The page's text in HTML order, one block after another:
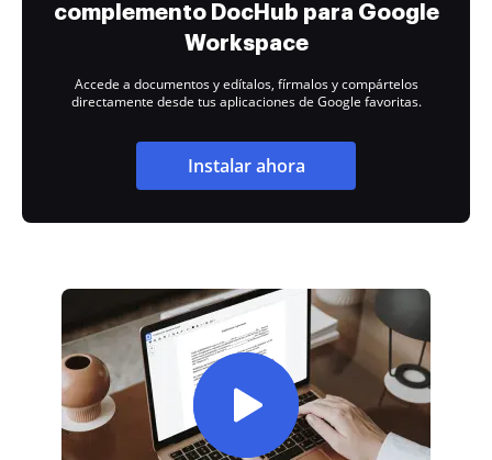
complemento DocHub para Google
Workspace
Accede a documentos y edítalos, fírmalos y compártelos
directamente desde tus aplicaciones de Google favoritas.
Instalar ahora